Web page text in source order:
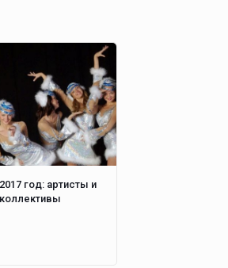
год: артисты и
коллективы